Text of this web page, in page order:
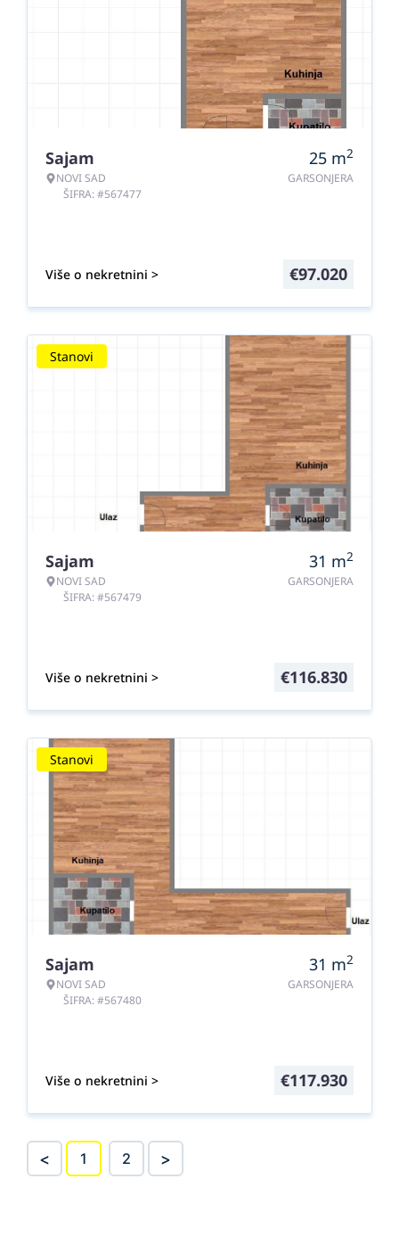
Sajam
NOVI SAD
ŠIFRA: #567477
25 m2
GARSONJERA
Više o nekretnini > €97.020
Stanovi
Sajam
NOVI SAD
ŠIFRA: #567479
31 m2
GARSONJERA
Više o nekretnini > €116.830
Stanovi
Sajam
NOVI SAD
ŠIFRA: #567480
31 m2
GARSONJERA
Više o nekretnini > €117.930
< 1 2 >